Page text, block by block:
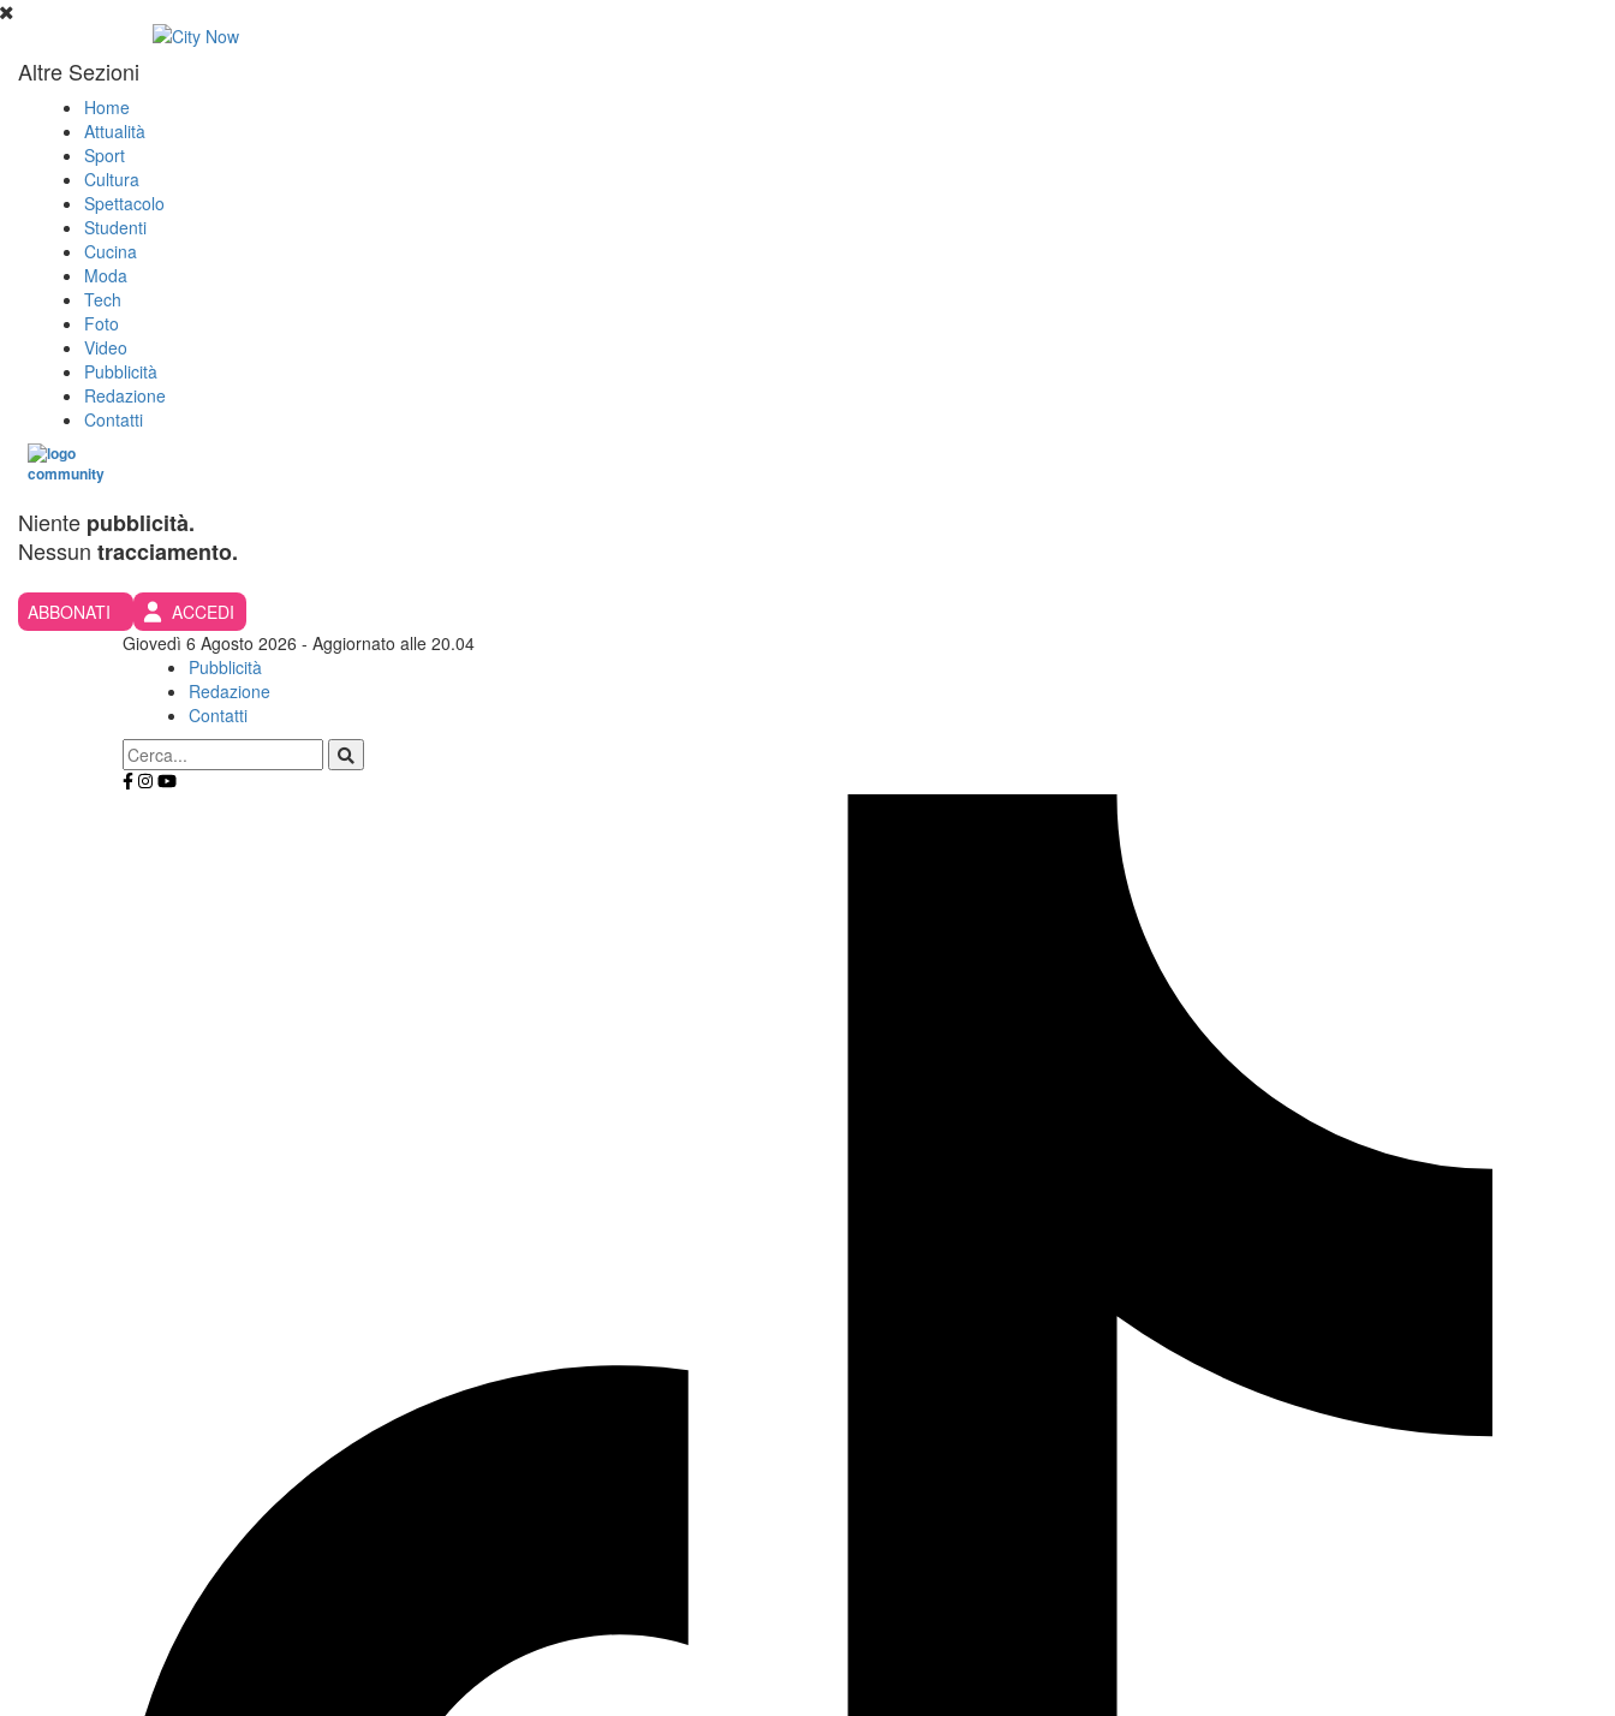
Altre Sezioni
Home
Attualità
Sport
Cultura
Spettacolo
Studenti
Cucina
Moda
Tech
Foto
Video
Pubblicità
Redazione
Contatti
Niente pubblicità.
Nessun tracciamento.
ABBONATI
ACCEDI
Giovedì 6 Agosto 2026 - Aggiornato alle 20.04
Pubblicità
Redazione
Contatti